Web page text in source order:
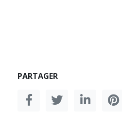
PARTAGER